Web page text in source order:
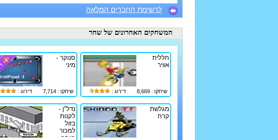
לרשימת החברים המלאה
המשחקים האחרונים של שחר
חללית
אוויר
שיחקו : 8,669 דירוג :
סנוקר -
מיני
שיחקו : 7,714 דירוג :
מגלשת
קרח
נדל"ן -
לקנות
בזול
למכור
ביוקר